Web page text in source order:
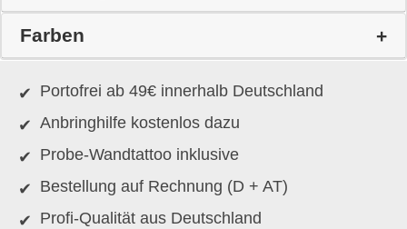
Farben
Portofrei ab 49€ innerhalb Deutschland
Anbringhilfe kostenlos dazu
Probe-Wandtattoo inklusive
Bestellung auf Rechnung (D + AT)
Profi-Qualität aus Deutschland